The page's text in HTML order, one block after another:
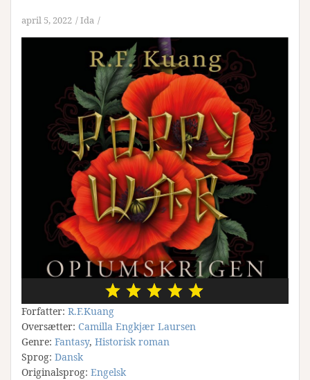
april 5, 2022 Ida
Forfatter: R.F.Kuang
Oversætter: Camilla Engkjær Laursen
Genre: Fantasy, Historisk roman
Sprog: Dansk
Originalsprog: Engelsk